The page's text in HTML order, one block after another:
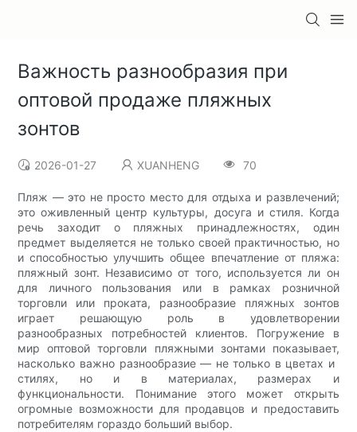
Важность разнообразия при
оптовой продаже пляжных
зонтов
2026-01-27 XUANHENG 70
Пляж — это не просто место для отдыха и развлечений;
это оживленный центр культуры, досуга и стиля. Когда
речь заходит о пляжных принадлежностях, один
предмет выделяется не только своей практичностью, но
и способностью улучшить общее впечатление от пляжа:
пляжный зонт. Независимо от того, используется ли он
для личного пользования или в рамках розничной
торговли или проката, разнообразие пляжных зонтов
играет решающую роль в удовлетворении
разнообразных потребностей клиентов. Погружение в
мир оптовой торговли пляжными зонтами показывает,
насколько важно разнообразие — не только в цветах и ​​
стилях, но и в материалах, размерах и
функциональности. Понимание этого может открыть
огромные возможности для продавцов и предоставить
потребителям гораздо больший выбор.